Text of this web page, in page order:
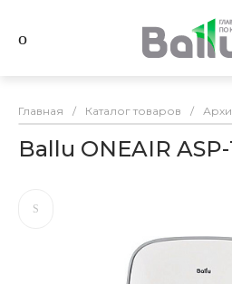
Главная / Каталог товаров /
Ballu ONEAIR ASP-